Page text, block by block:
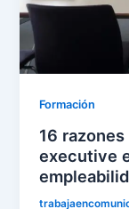
Formación
16
executive